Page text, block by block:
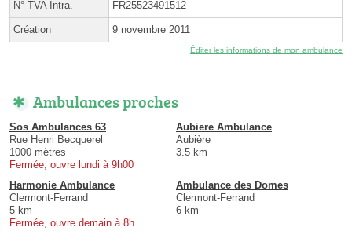
N° TVA Intra. FR25523491512
Création 9 novembre 2011
Éditer les informations de mon ambulance
Ambulances proches
Sos Ambulances 63
Rue Henri Becquerel
1000 mètres
Fermée, ouvre lundi à 9h00
Aubiere Ambulance
Aubière
3.5 km
Harmonie Ambulance
Clermont-Ferrand
5 km
Fermée, ouvre demain à 8h
Ambulance des Domes
Clermont-Ferrand
6 km